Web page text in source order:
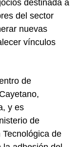
destinada a
del sector
nuevas
vínculos
de
y es
de
de